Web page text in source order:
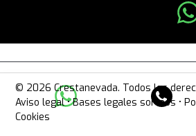
© 2026 Crestanevada. Todos los
Aviso legal•Bases legales sorteos •
Cookies